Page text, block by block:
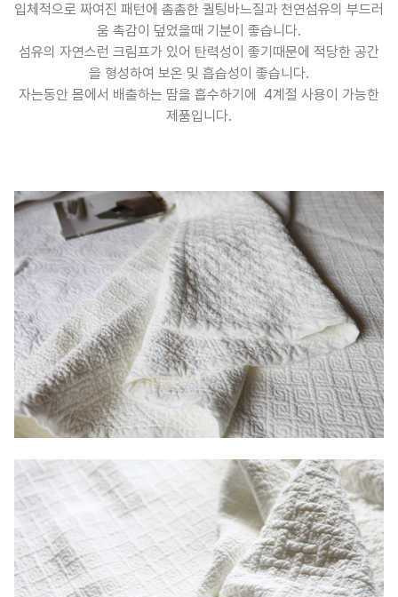
입체적으로 짜여진 패턴에 촘촘한 퀼팅바느질과 천연섬유의 부드러
움 촉감이 덮었을때 기분이 좋습니다.
섬유의 자연스런 크림프가 있어 탄력성이 좋기때문에 적당한 공간
을 형성하여 보온 및 흡습성이 좋습니다.
자는동안 몸에서 배출하는 땀을 흡수하기에 4계절 사용이 가능한
제품입니다.